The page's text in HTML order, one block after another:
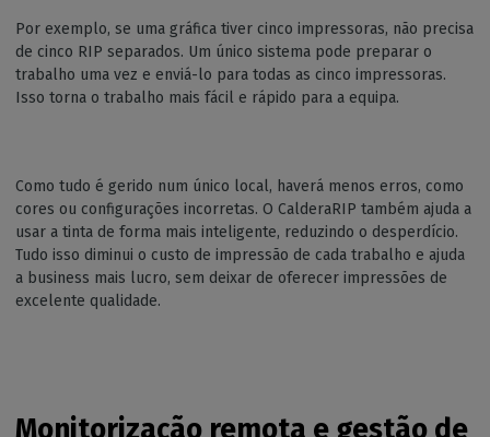
Por exemplo, se uma gráfica tiver cinco impressoras, não precisa
de cinco RIP separados. Um único sistema pode preparar o
trabalho uma vez e enviá-lo para todas as cinco impressoras.
Isso torna o trabalho mais fácil e rápido para a equipa.
Como tudo é gerido num único local, haverá menos erros, como
cores ou configurações incorretas. O CalderaRIP também ajuda a
usar a tinta de forma mais inteligente, reduzindo o desperdício.
Tudo isso diminui o custo de impressão de cada trabalho e ajuda
a business mais lucro, sem deixar de oferecer impressões de
excelente qualidade.
Monitorização remota e gestão de